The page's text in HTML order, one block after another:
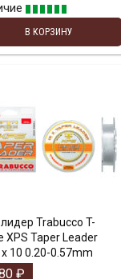
В КОРЗИНУ
Trabucco T-
XPS Taper Leader
10 0.20-0.57mm
₽